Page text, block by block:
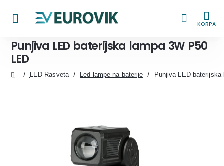
KORPA
Punjiva LED baterijska lampa 3W P50
LED
LED Rasveta Led lampe na baterije Punjiva LED